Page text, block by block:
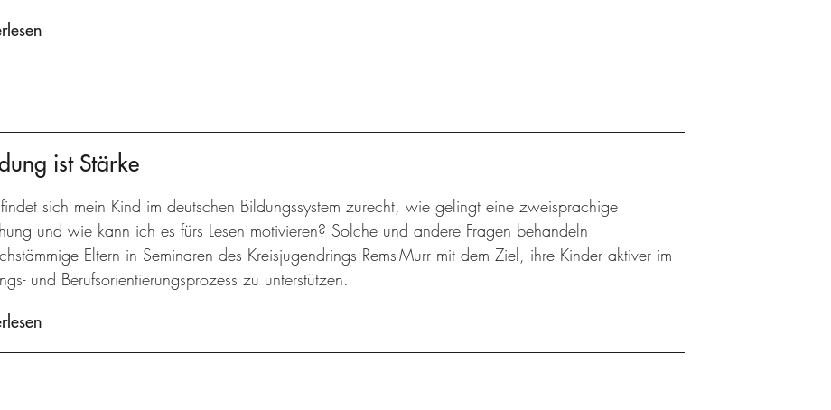
ist Stärke
sich mein Kind im deutschen Bildungssystem zurecht, wie gelingt eine zweisprachige
und wie kann ich es fürs Lesen motivieren? Solche und andere Fragen behandeln
Eltern in Seminaren des Kreisjugendrings Rems-Murr mit dem Ziel, ihre Kinder aktiver im
und Berufsorientierungsprozess zu unterstützen.